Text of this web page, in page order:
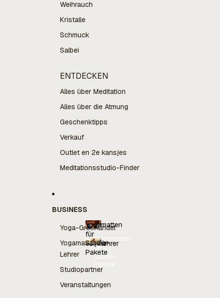
Weihrauch
Kristalle
Schmuck
Salbei
ENTDECKEN
Alles über Meditation
Alles über die Atmung
Geschenktipps
Verkauf
Outlet en 2e kansjes
Meditationsstudio-Finder
BUSINESS
Yoga-Großhandel
Yogamatten für
Lehrer
Studiopartner
Veranstaltungen
Yogamatten
für
Yogalehrer
Yogamatten
für
Yogalehrer
Studio-
Pakete
Studio-